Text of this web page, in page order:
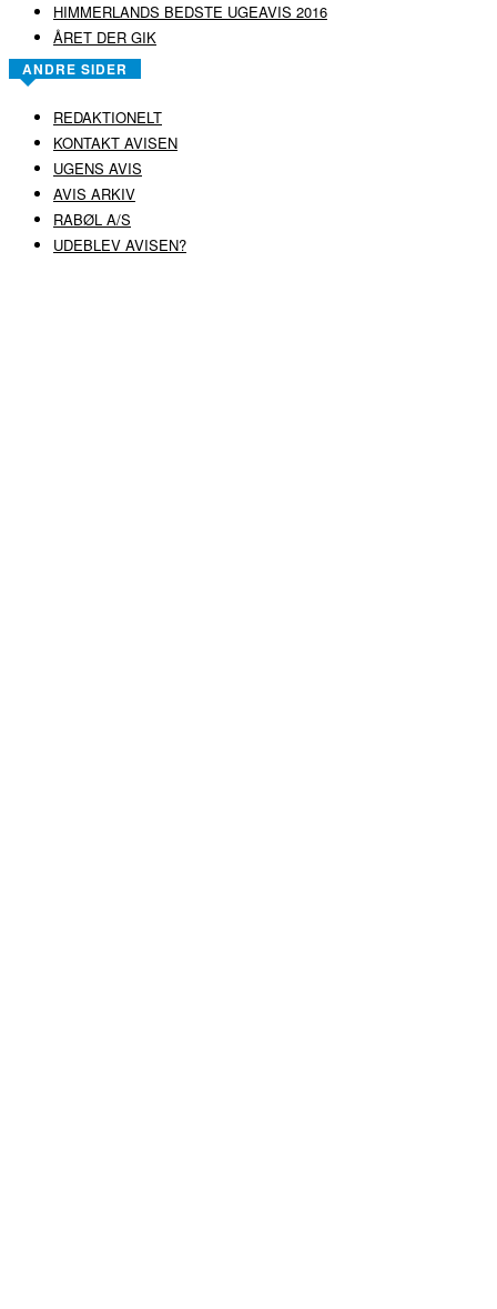
HIMMERLANDS BEDSTE UGEAVIS 2016
ÅRET DER GIK
ANDRE SIDER
REDAKTIONELT
KONTAKT AVISEN
UGENS AVIS
AVIS ARKIV
RABØL A/S
UDEBLEV AVISEN?